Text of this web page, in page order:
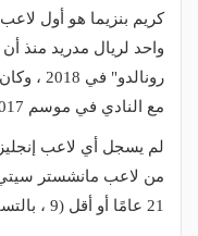
واحد لريال مدريد منذ أن
مع النادي في موسم 2017-18 (44 هدفًا).
لم يسجل أي لاعب
من لاعب مانشستر سيتي
21 عامًا أو أقل (9 ، بالتساوي مع واين روني).